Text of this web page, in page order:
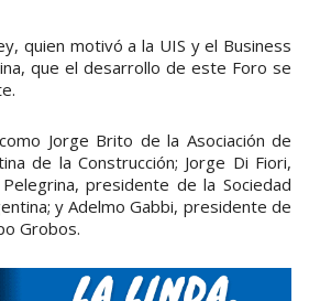
quien motivó a la UIS y el Business
que el desarrollo de este Foro se
Jorge Brito de la Asociación de
de la Construcción; Jorge Di Fiori,
presidente de la Sociedad
y Adelmo Gabbi, presidente de
Grobos.